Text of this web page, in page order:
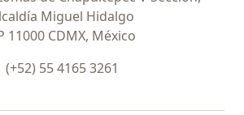
Miguel Hidalgo
11000 CDMX, México
(+52) 55 4165 3261